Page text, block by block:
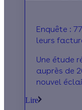
Enquête :
leurs
Une étude
auprès de
nouvel
satisfaction
Lire